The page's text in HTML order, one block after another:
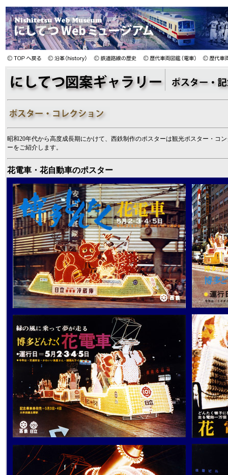
昭和20年代から高度成長期にかけて、西鉄制作のポスターは観光ポスター・コ
ーをご紹介します。
花電車・花自動車のポスター